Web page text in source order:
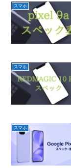
スマホ
スマホ
スマホ